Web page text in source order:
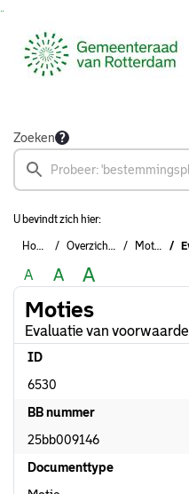
Zoeken
U bevindt zich hier:
Home Overzichten Moties
A A A
Moties
Evaluatie van
ID
6530
BB nummer
25bb009146
Documenttype